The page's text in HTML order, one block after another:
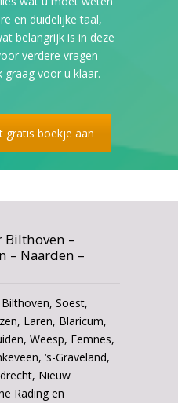
en duidelijke taal,
belangrijk is in deze
verdere vragen
voor u klaar.
gratis boekje aan
Bilthoven –
– Naarden –
Soest,
Laren, Blaricum,
Weesp, Eemnes,
‘s-Graveland,
Nieuw
Rading en